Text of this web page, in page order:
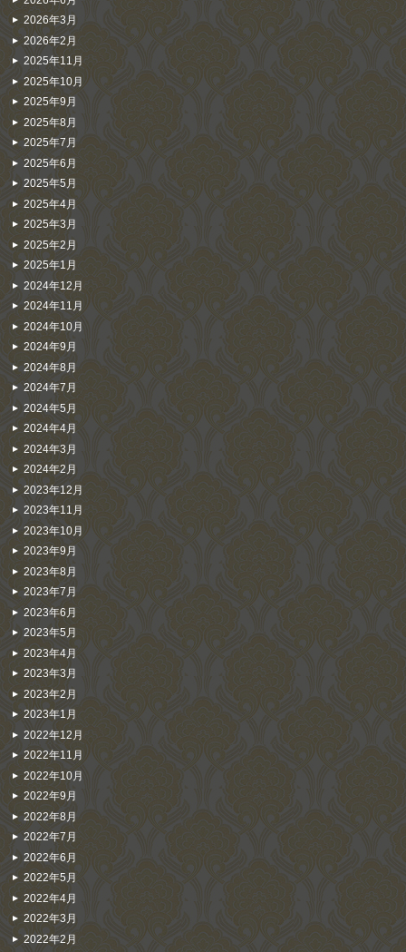
2026年3月
2026年2月
2025年11月
2025年10月
2025年9月
2025年8月
2025年7月
2025年6月
2025年5月
2025年4月
2025年3月
2025年2月
2025年1月
2024年12月
2024年11月
2024年10月
2024年9月
2024年8月
2024年7月
2024年5月
2024年4月
2024年3月
2024年2月
2023年12月
2023年11月
2023年10月
2023年9月
2023年8月
2023年7月
2023年6月
2023年5月
2023年4月
2023年3月
2023年2月
2023年1月
2022年12月
2022年11月
2022年10月
2022年9月
2022年8月
2022年7月
2022年6月
2022年5月
2022年4月
2022年3月
2022年2月